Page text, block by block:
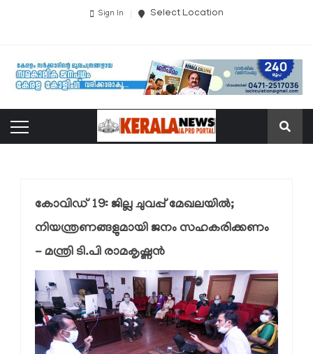
Sign In Select Location
കോവിഡ് 19: ജില്ല ചുവപ്പ് മേഖലയില്‍;
നിയന്ത്രണങ്ങളുമായി ജനം സഹകരിക്കണം
- മന്ത്രി ടി.പി രാമകൃഷ്ണന്‍